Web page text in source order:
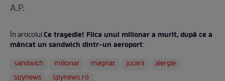
A.P.
În articolulCe tragedie! Fiica unui milionar a murit, după ce a
mâncat un sandwich dintr-un aeroport:
sandwich
milionar magnat jucarii
alergie
spynews
spynews.ro